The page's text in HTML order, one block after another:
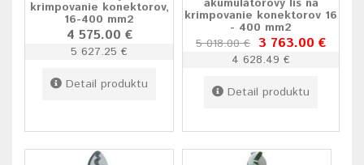
krimpovanie konektorov,
16-400 mm2
4 575.00 €
5 627.25 €
Detail produktu
akumulátorový lis na
krimpovanie konektorov 16
- 400 mm2
5 018.00 € 3 763.00 €
4 628.49 €
Detail produktu